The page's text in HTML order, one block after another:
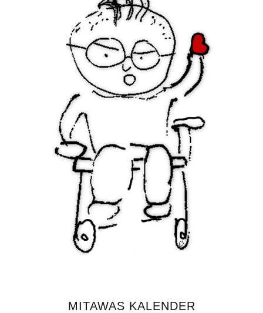
MITAWAS KALENDER